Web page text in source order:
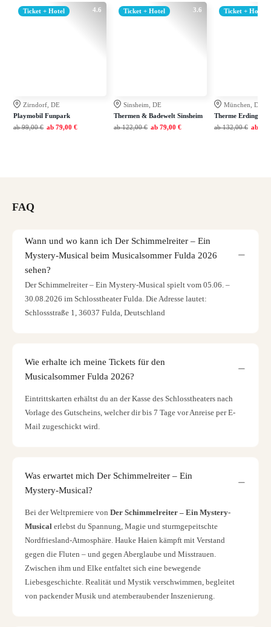
4.6
Ticket + Hotel
Zirndorf, DE
Playmobil Funpark
ab 99,00 € ab 79,00 €
3.6
Ticket + Hotel
Sinsheim, DE
Thermen & Badewelt Sinsheim
ab 122,00 € ab 79,00 €
Ticket + Hotel
München, DE
Therme Erding
ab 132,00 € ab
FAQ
Wann und wo kann ich Der Schimmelreiter – Ein
Mystery-Musical beim Musicalsommer Fulda 2026
sehen?
Der Schimmelreiter – Ein Mystery-Musical spielt vom 05.06. –
30.08.2026 im Schlosstheater Fulda. Die Adresse lautet:
Schlossstraße 1, 36037 Fulda, Deutschland
Wie erhalte ich meine Tickets für den
Musicalsommer Fulda 2026?
Eintrittskarten erhältst du an der Kasse des Schlosstheaters nach
Vorlage des Gutscheins, welcher dir bis 7 Tage vor Anreise per E-
Mail zugeschickt wird.
Was erwartet mich Der Schimmelreiter – Ein
Mystery-Musical?
Bei der Weltpremiere von Der Schimmelreiter – Ein Mystery-
Musical erlebst du Spannung, Magie und sturmgepeitschte
Nordfriesland-Atmosphäre. Hauke Haien kämpft mit Verstand
gegen die Fluten – und gegen Aberglaube und Misstrauen.
Zwischen ihm und Elke entfaltet sich eine bewegende
Liebesgeschichte. Realität und Mystik verschwimmen, begleitet
von packender Musik und atemberaubender Inszenierung.